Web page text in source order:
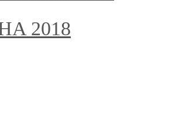
2018